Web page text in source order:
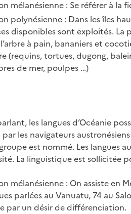
mélanésienne : Se référer à la
polynésienne : Dans les îles
disponibles sont exploités.
à pain, bananiers et
(requins, tortues, dugong,
de mer, poulpes …)
les langues d’Océanie
par les navigateurs
est nommé. Les langues
La linguistique est sollicitée
mélanésienne : On assiste en
parlées au Vanuatu, 74 au
par un désir de différenciation.